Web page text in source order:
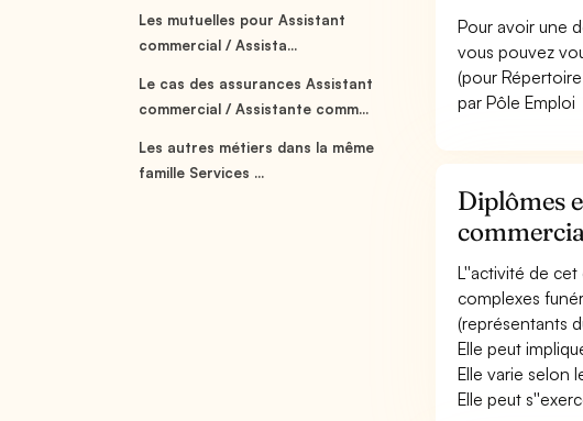
Les mutuelles pour Assistant
commercial / Assista...
Le cas des assurances Assistant
commercial / Assistante comm...
Les autres métiers dans la même
famille Services ...
Pour avoir une
vous pouvez
(pour
par Pôle Emploi
Diplômes
L''activité de
complexes
(représentants
Elle peut
Elle varie selon
Elle peut